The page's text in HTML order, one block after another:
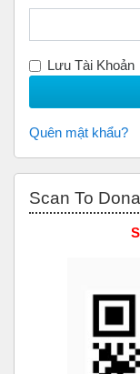
Lưu Tài Khoản
Quên mật khẩu?
Scan To